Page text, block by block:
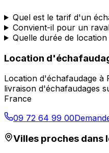
Quel est le tarif d'un
Convient-il pour un
Quelle durée de location
Location
Location d'échafaudage à
livraison d'échafaudages
France
09 72 64 99 00
Villes proches dans